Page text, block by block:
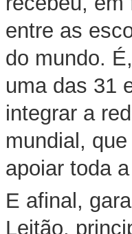
entre as
do mundo.
uma das 31
integrar a
mundial,
apoiar toda
E afinal,
Leitão,